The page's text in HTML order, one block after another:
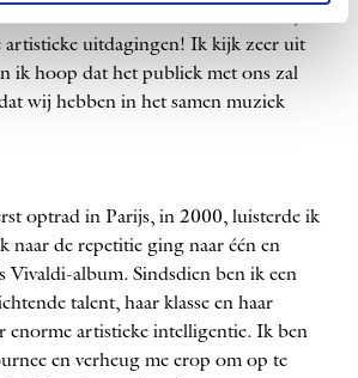
artistieke uitdagingen! Ik kijk zeer uit
ik hoop dat het publiek met ons zal
wij hebben in het samen muziek
optrad in Parijs, in 2000, luisterde ik
naar de repetitie ging naar één en
Vivaldi-album. Sindsdien ben ik een
talent, haar klasse en haar
enorme artistieke intelligentie. Ik ben
en verheug me erop om op te